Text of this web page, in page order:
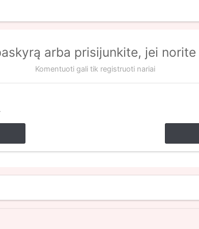
arba prisijunkite, jei
Komentuoti gali tik registruoti nariai